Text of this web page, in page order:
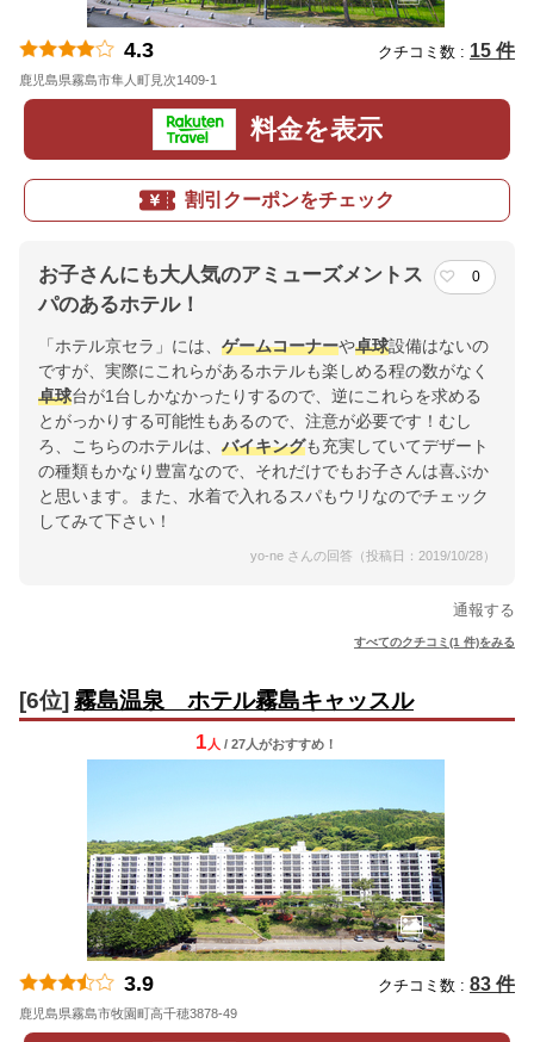
4.3 クチコミ数 : 15 件
鹿児島県霧島市隼人町見次1409-1
料金を表示
割引クーポンをチェック
お子さんにも大人気のアミューズメントス
パのあるホテル！
0
「ホテル京セラ」には、 ゲームコーナーや卓球設備はないの
ですが、実際にこれらがあるホテルも楽しめる程の数がなく
卓球台が1台しかなかったりするので、逆にこれらを求める
とがっかりする可能性もあるので、注意が必要です！むし
ろ、こちらのホテルは、 バイキングも充実していてデザート
の種類もかなり豊富なので、それだけでもお子さんは喜ぶか
と思います。また、水着で入れるスパもウリなのでチェック
してみて下さい！
yo-ne さんの回答（投稿日：2019/10/28）
通報する
すべてのクチコミ(1 件)をみる
[6位] 霧島温泉 ホテル霧島キャッスル
1 人 / 27人がおすすめ！
3.9 クチコミ数 : 83 件
鹿児島県霧島市牧園町高千穂3878-49